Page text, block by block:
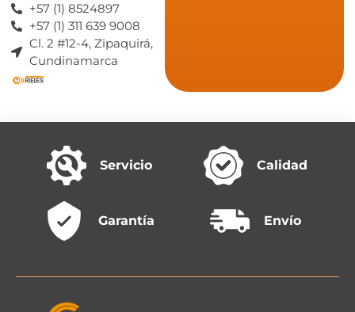
+57 (1) 8524897
+57 (1) 311 639 9008
Cl. 2 #12-4, Zipaquirá,
Cundinamarca
Servicio Calidad
Garantía Envío